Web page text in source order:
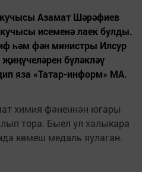
Азамат Шәрәфиев
исеменә лаек булды.
һәм фән министры Илсур
бүләкләү
яза «Татар-информ» МА.
химия фәненнән югары
тора. Быел ул халыкара
көмеш медаль яулаган.